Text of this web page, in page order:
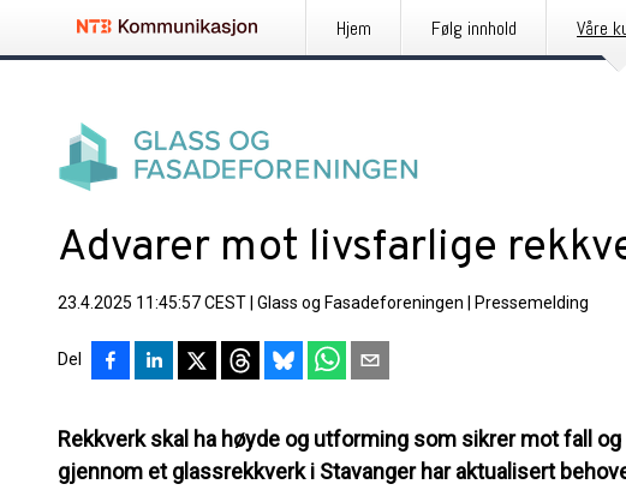
Hjem Følg innhold Våre
Advarer mot livsfarlige
23.4.2025 11:45:57 CEST Glass og Fasadeforeningen Pressemelding
Del
Rekkverk skal ha høyde og utforming som sikrer mot fall
gjennom et glassrekkverk i Stavanger har aktualisert